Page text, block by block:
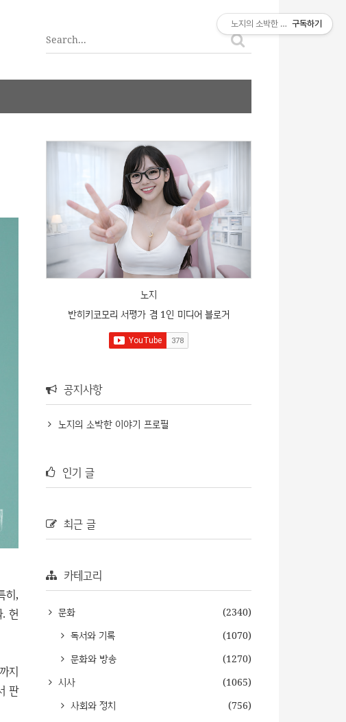
히,
헌
지
판
노지
반히키코모리 서평가 겸 1인 미디어 블로거
공지사항
노지의 소박한 이야기 프로필
인기 글
최근 글
카테고리
문화
(2340)
독서와 기록
(1070)
문화와 방송
(1270)
시사
(1065)
사회와 정치
(756)
노지의 소박한 이야기구독하기